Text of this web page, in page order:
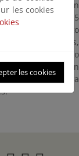
y es gruesa, con
vive entre 12 y 15
grande y robusto
caza roedores,
con el gato
especie. Vive en
para
les cookies
les cookies